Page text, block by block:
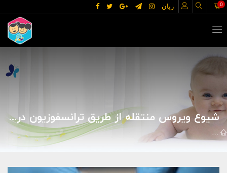
زبان 0
شیوع ویروس منتقله از طریق ترانسفوزیون در معتادان وریدی
علوم پزشکی شیوع ویروس منتقله از طریق